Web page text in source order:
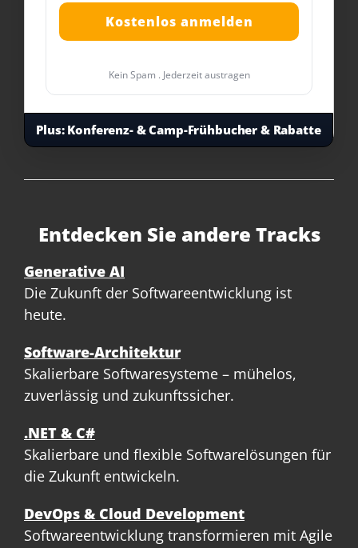
Kein Spam . Jederzeit austragen
Plus:Konferenz- & Camp-Frühbucher & Rabatte
Entdecken Sie andere Tracks
Generative AI
Die Zukunft der Softwareentwicklung ist
heute.
Software-Architektur
Skalierbare Softwaresysteme – mühelos,
zuverlässig und zukunftssicher.
.NET & C#
Skalierbare und flexible Softwarelösungen für
die Zukunft entwickeln.
DevOps & Cloud Development
Softwareentwicklung transformieren mit Agile